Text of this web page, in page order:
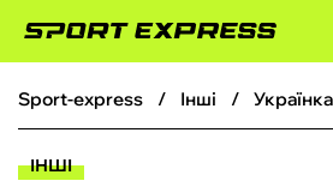
ФУТБОЛ
sport-express інші
ІНШІ